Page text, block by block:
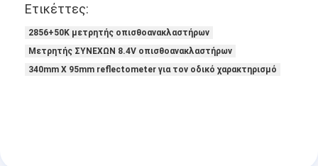
Ετικέττες:
2856+50K μετρητής οπισθοανακλαστήρων
Μετρητής ΣΥΝΕΧΩΝ 8.4V οπισθοανακλαστήρων
340mm X 95mm reflectometer για τον οδικό χαρακτηρισμό